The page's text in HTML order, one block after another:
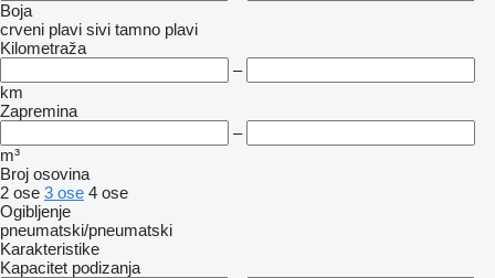
Boja
crveni plavi sivi tamno plavi
Kilometraža
–
km
Zapremina
–
m³
Broj osovina
2 ose 3 ose 4 ose
Ogibljenje
pneumatski/pneumatski
Karakteristike
Kapacitet podizanja